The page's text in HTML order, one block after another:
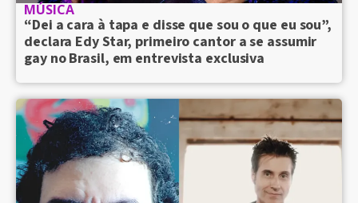
MÚSICA
“Dei a cara à tapa e disse que sou o que eu sou”,
declara Edy Star, primeiro cantor a se assumir
gay no Brasil, em entrevista exclusiva